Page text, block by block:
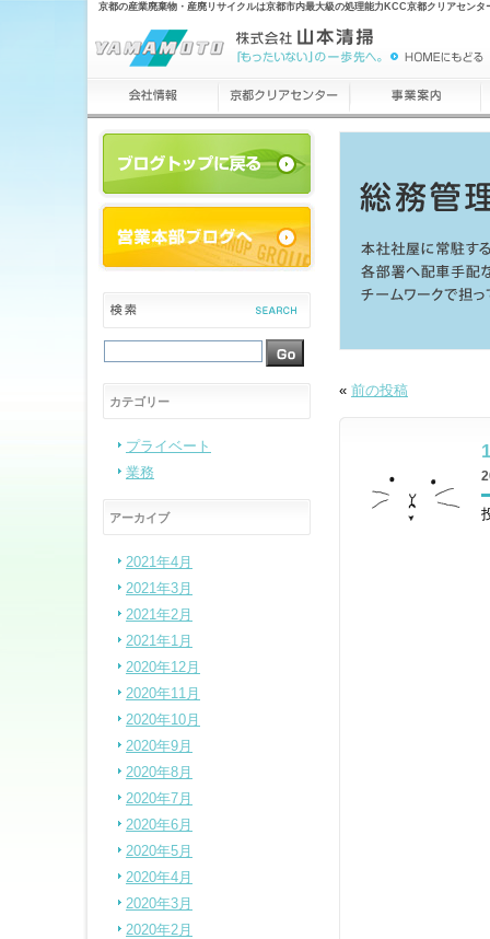
京都の産業廃棄物・産廃リサイクルは京都市内最大級の処理能力KCC京都クリアセンタ
« 前の投稿
カテゴリー
プライベート
業務
アーカイブ
2021年4月
2021年3月
2021年2月
2021年1月
2020年12月
2020年11月
2020年10月
2020年9月
2020年8月
2020年7月
2020年6月
2020年5月
2020年4月
2020年3月
2020年2月